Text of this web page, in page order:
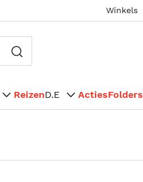
Winkels
ReizenD.E ActiesFolders